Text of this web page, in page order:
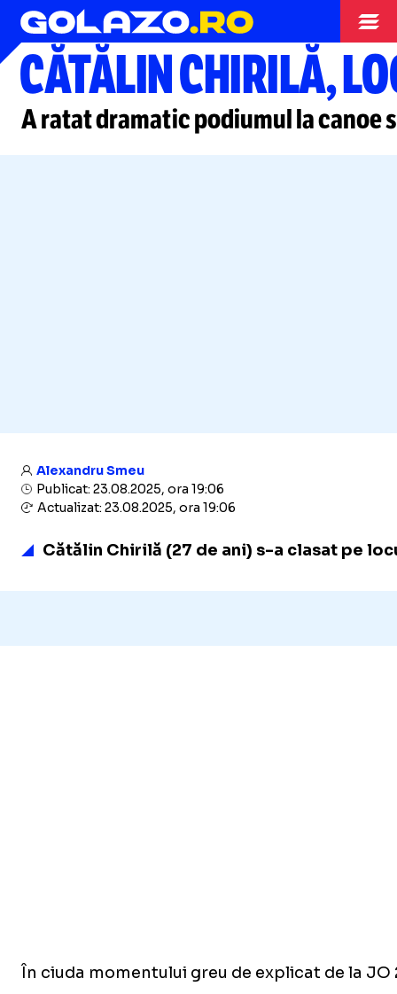
Alte sporturi
CĂTĂLIN CHIRILĂ,
A ratat dramatic podiumul la canoe
Alexandru Smeu
Publicat: 23.08.2025, ora 19:06
Actualizat: 23.08.2025, ora 19:06
Cătălin Chirilă (27 de ani) s-a clasat pe
În ciuda momentului greu de explicat de la